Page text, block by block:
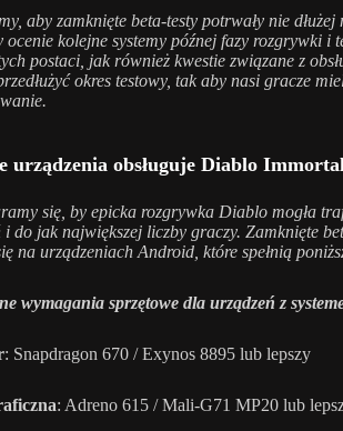
aby zamknięte beta-testy potrwały nie
ocenie kolejne systemy późnej fazy rozgrywki i
postaci, jak również kwestie związane z
okres testowy, tak aby nasi gracze
urządzenia obsługuje Diablo
się, by epicka rozgrywka Diablo mogła
i do jak największej liczby graczy. Zamknięte
na urządzeniach Android, które spełnią
wymagania sprzętowe dla urządzeń z
: Snapdragon 670 / Exynos 8895 lub lepszy
: Adreno 615 / Mali-G71 MP20 lub